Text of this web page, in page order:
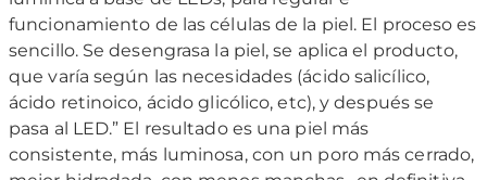
funcionamiento de las células de la piel. El proceso es
sencillo. Se desengrasa la piel, se aplica el producto,
que varía según las necesidades (ácido salicílico,
ácido retinoico, ácido glicólico, etc), y después se
pasa al LED.” El resultado es una piel más
consistente, más luminosa, con un poro más cerrado,